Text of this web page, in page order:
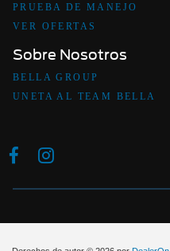
PRUEBA DE MANEJO
VER OFERTAS
Sobre Nosotros
BELLA GROUP
UNETA AL TEAM BELLA